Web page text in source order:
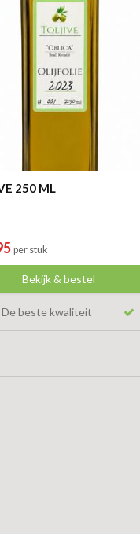
250 ML
per stuk
Bekijk & bestel
De beste kwaliteit